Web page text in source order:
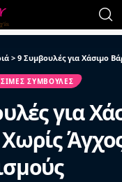
> 9 Συμβουλές για Χάσιμο Βάρους
ΣΥΜΒΟΥΛΈΣ
για